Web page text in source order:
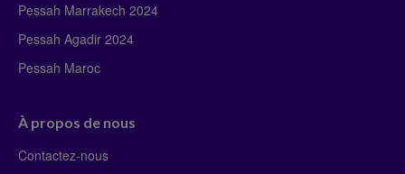
Pessah Marrakech 2024
Pessah Agadir 2024
Pessah Maroc
À propos de nous
Contactez-nous